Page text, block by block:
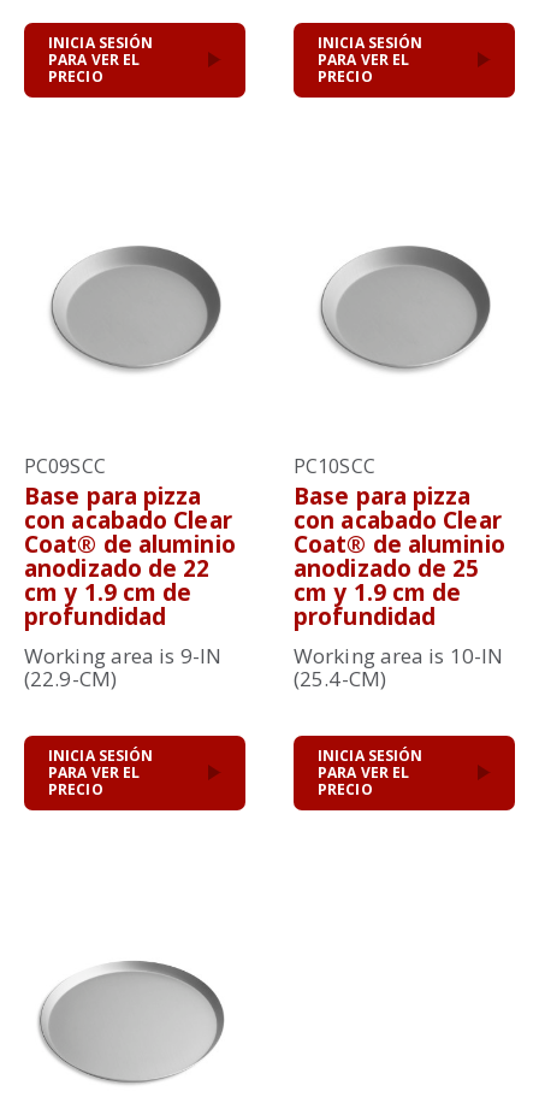
INICIA SESIÓN
PARA VER EL
PRECIO
INICIA SESIÓN
PARA VER EL
PRECIO
PC09SCC
Base para pizza
con acabado Clear
Coat® de aluminio
anodizado de 22
cm y 1.9 cm de
profundidad
Working area is 9-IN
(22.9-CM)
INICIA SESIÓN
PARA VER EL
PRECIO
PC10SCC
Base para pizza
con acabado Clear
Coat® de aluminio
anodizado de 25
cm y 1.9 cm de
profundidad
Working area is 10-IN
(25.4-CM)
INICIA SESIÓN
PARA VER EL
PRECIO